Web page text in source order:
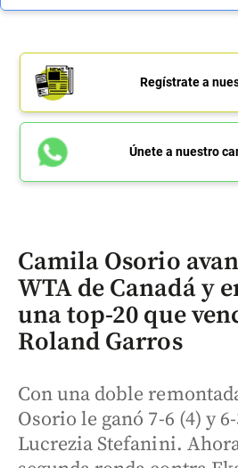
Regístrate a
Únete a nuestro
Camila Osorio
WTA de Canadá y
una top-20 que
Roland Garros
Con una doble
Osorio le ganó 7-6 (4) y
Lucrezia Stefanini.